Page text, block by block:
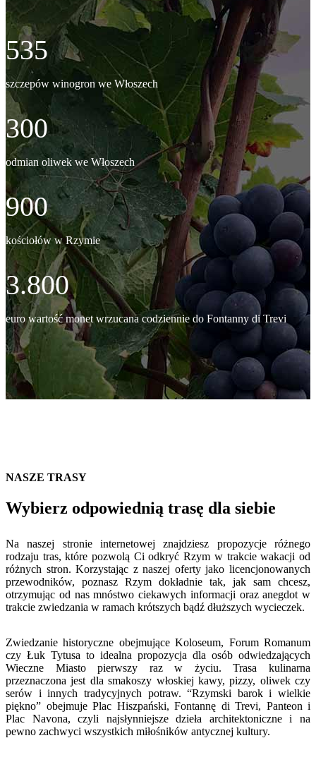
535
szczepów winogron we Włoszech
300
odmian oliwek we Włoszech
900
kościołów w Rzymie
3.800
euro wartość monet wrzucana codziennie do Fontanny di Trevi
NASZE TRASY
Wybierz odpowiednią trasę dla siebie
Na naszej stronie internetowej znajdziesz propozycje różnego
rodzaju tras, które pozwolą Ci odkryć Rzym w trakcie wakacji od
różnych stron. Korzystając z naszej oferty jako licencjonowanych
przewodników, poznasz Rzym dokładnie tak, jak sam chcesz,
otrzymując od nas mnóstwo ciekawych informacji oraz anegdot w
trakcie zwiedzania w ramach krótszych bądź dłuższych wycieczek.
Zwiedzanie historyczne obejmujące Koloseum, Forum Romanum
czy Łuk Tytusa to idealna propozycja dla osób odwiedzających
Wieczne Miasto pierwszy raz w życiu. Trasa kulinarna
przeznaczona jest dla smakoszy włoskiej kawy, pizzy, oliwek czy
serów i innych tradycyjnych potraw. “Rzymski barok i wielkie
piękno” obejmuje Plac Hiszpański, Fontannę di Trevi, Panteon i
Plac Navona, czyli najsłynniejsze dzieła architektoniczne i na
pewno zachwyci wszystkich miłośników antycznej kultury.